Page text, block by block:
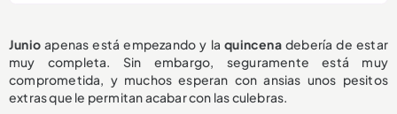
Junio apenas está empezando y la quincenadebería de estar
muy completa. Sin embargo, seguramente está muy
comprometida, y muchos esperan con ansias unos pesitos
extras que le permitan acabar con las culebras.